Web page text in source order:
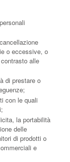
o eccessive, o
alle
di prestare o
con le quali
la portabilità
delle
di prodotti o
e